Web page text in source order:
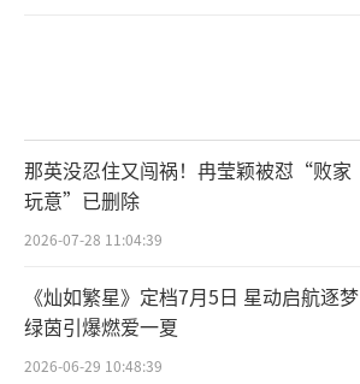
那英没忍住又闯祸！冉莹颖被怼“败家
玩意”已删除
2026-07-28 11:04:39
《灿如繁星》定档7月5日 星动启航逐梦
绿茵引爆燃爱一夏
2026-06-29 10:48:39